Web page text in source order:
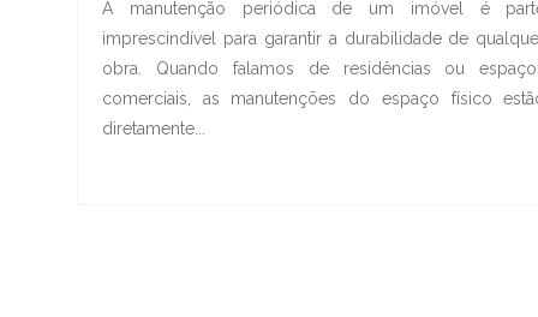
A manutenção periódica de um imóvel é
imprescindível para garantir a durabilidade de
obra. Quando falamos de residências ou
comerciais, as manutenções do espaço físico
diretamente...